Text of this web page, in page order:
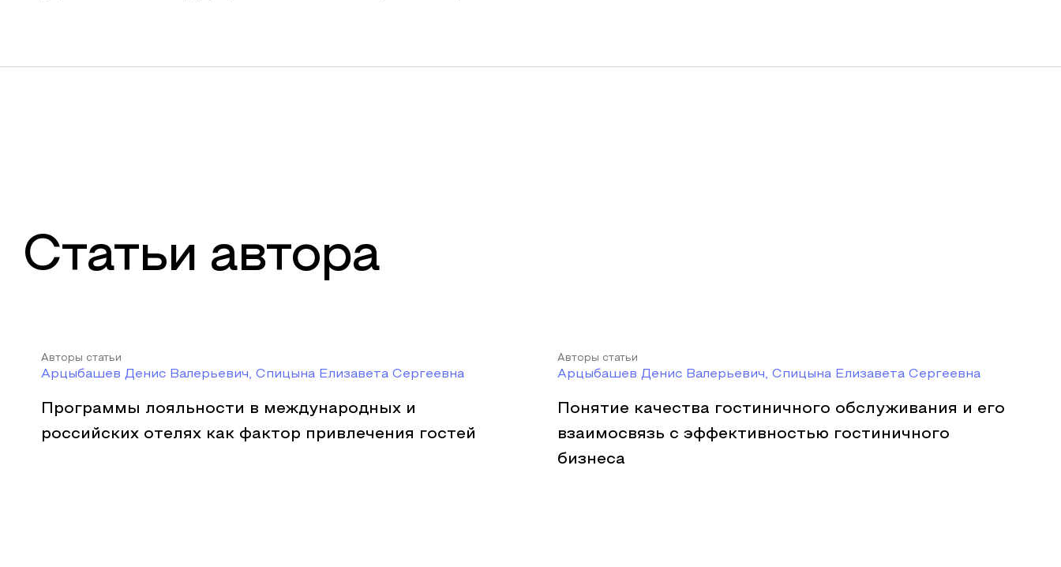
Статьи автора
Авторы статьи
Арцыбашев Денис Валерьевич, Спицына Елизавета Сергеевна
Программы лояльности в международных и
российских отелях как фактор привлечения гостей
Авторы статьи
Арцыбашев Денис Валерьевич, Спицына Елизавета Сергеевна
Понятие качества гостиничного обслуживания и его
взаимосвязь с эффективностью гостиничного
бизнеса